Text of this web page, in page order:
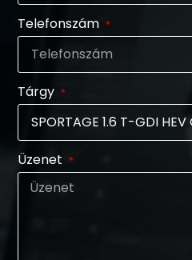
Telefonszám
Tárgy
Üzenet